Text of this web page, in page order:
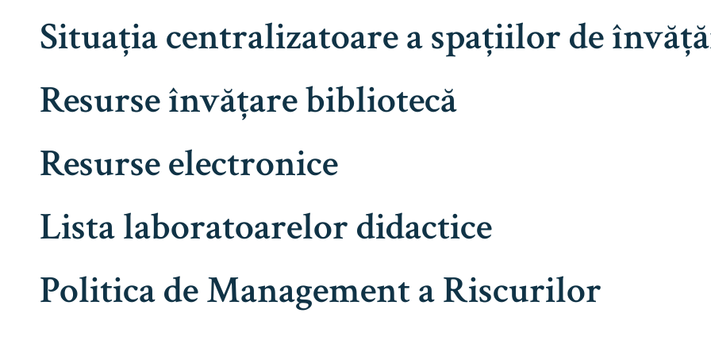
Situația centralizatoare a spațiilor de
Resurse învățare bibliotecă
Resurse electronice
Lista laboratoarelor didactice
Politica de Management a Riscurilor